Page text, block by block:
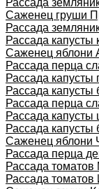
Рассада
Саженец груши
Рассада
Рассада капусты
Саженец яблони
Рассада перца
Рассада капусты
Рассада капусты
Рассада перца
Рассада
Рассада капусты
Саженец яблони
Рассада перца
Рассада
Рассада томатов